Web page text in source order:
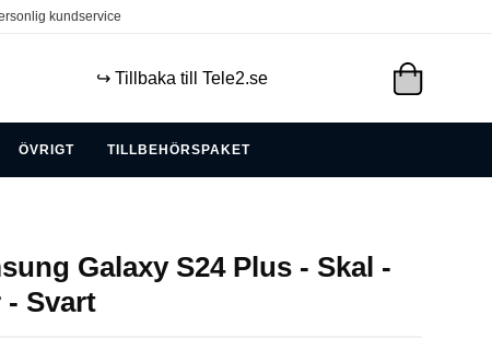
kundservice
↪️ Tillbaka till Tele2.se
ÖVRIGT TILLBEHÖRSPAKET
Galaxy S24 Plus - Skal -
- Svart